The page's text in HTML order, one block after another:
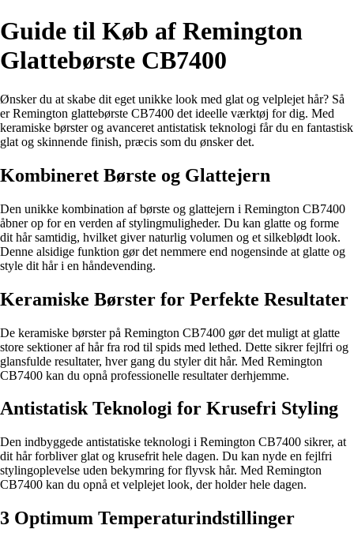
Guide til Køb af Remington
Glattebørste CB7400
Ønsker du at skabe dit eget unikke look med glat og velplejet hår? Så
er Remington glattebørste CB7400 det ideelle værktøj for dig. Med
keramiske børster og avanceret antistatisk teknologi får du en fantastisk
glat og skinnende finish, præcis som du ønsker det.
Kombineret Børste og Glattejern
Den unikke kombination af børste og glattejern i Remington CB7400
åbner op for en verden af stylingmuligheder. Du kan glatte og forme
dit hår samtidig, hvilket giver naturlig volumen og et silkeblødt look.
Denne alsidige funktion gør det nemmere end nogensinde at glatte og
style dit hår i en håndevending.
Keramiske Børster for Perfekte Resultater
De keramiske børster på Remington CB7400 gør det muligt at glatte
store sektioner af hår fra rod til spids med lethed. Dette sikrer fejlfri og
glansfulde resultater, hver gang du styler dit hår. Med Remington
CB7400 kan du opnå professionelle resultater derhjemme.
Antistatisk Teknologi for Krusefri Styling
Den indbyggede antistatiske teknologi i Remington CB7400 sikrer, at
dit hår forbliver glat og krusefrit hele dagen. Du kan nyde en fejlfri
stylingoplevelse uden bekymring for flyvsk hår. Med Remington
CB7400 kan du opnå et velplejet look, der holder hele dagen.
3 Optimum Temperaturindstillinger